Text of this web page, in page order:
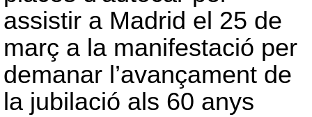
assistir a Madrid el 25 de
març a la manifestació per
demanar l’avançament de
la jubilació als 60 anys